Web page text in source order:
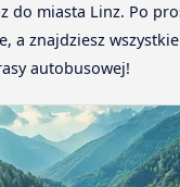
do miasta Linz. Po
a znajdziesz wszystkie
autobusowej!